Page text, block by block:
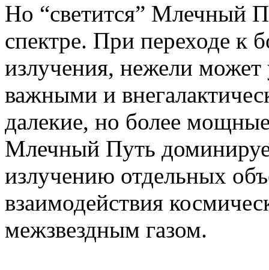
Но “светится” Млечный
спектре. При переходе к
излучения, нежели может
важными и
далекие, но более
Млечный Путь
излучению отдельных
взаимодействия
межзвездным газом.